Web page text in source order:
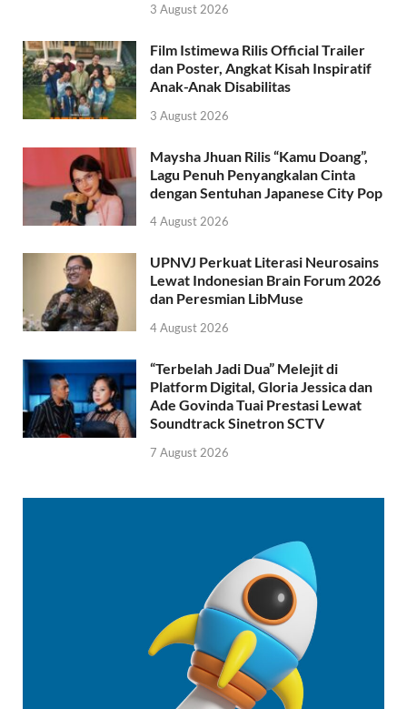
3 August 2026
Film Istimewa Rilis Official Trailer
dan Poster, Angkat Kisah Inspiratif
Anak-Anak Disabilitas
3 August 2026
Maysha Jhuan Rilis “Kamu Doang”,
Lagu Penuh Penyangkalan Cinta
dengan Sentuhan Japanese City Pop
4 August 2026
UPNVJ Perkuat Literasi Neurosains
Lewat Indonesian Brain Forum 2026
dan Peresmian LibMuse
4 August 2026
“Terbelah Jadi Dua” Melejit di
Platform Digital, Gloria Jessica dan
Ade Govinda Tuai Prestasi Lewat
Soundtrack Sinetron SCTV
7 August 2026